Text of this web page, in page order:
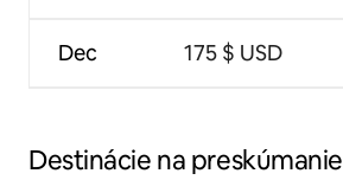
Dec 175 $ USD
Destinácie na preskúmanie